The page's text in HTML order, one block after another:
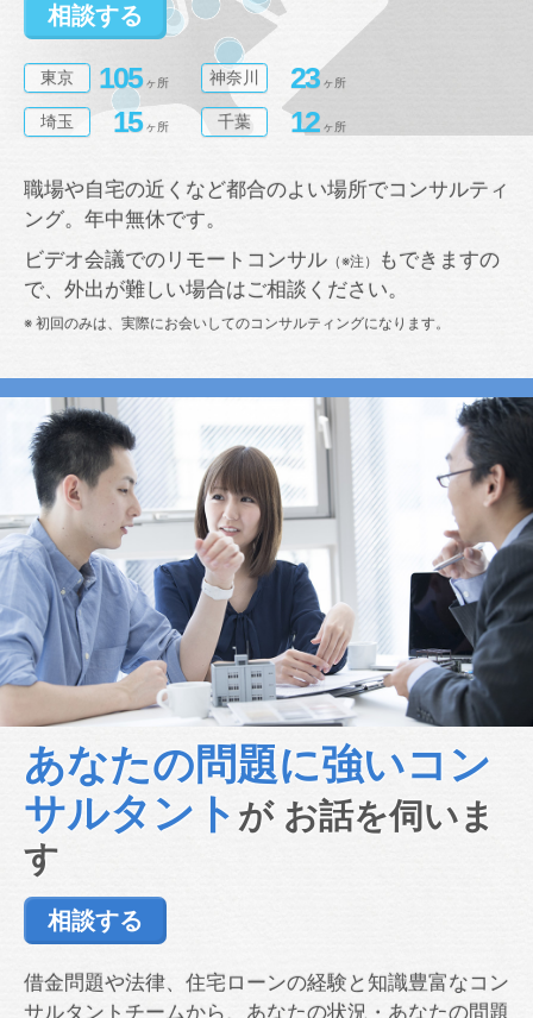
相談する
東京 105 ヶ所 神奈川 23 ヶ所
埼玉 15 ヶ所 千葉 12 ヶ所
職場や自宅の近くなど都合のよい場所でコンサルティ
ング。年中無休です。
ビデオ会議でのリモートコンサル （※注）
もできますの
で、外出が難しい場合はご相談ください。
※ 初回のみは、実際にお会いしてのコンサルティングになります。
あなたの問題に強いコン
サルタント が お話を伺いま
す
相談する
借金問題や法律、住宅ローンの経験と知識豊富なコン
サルタントチームから、あなたの状況・あなたの問題